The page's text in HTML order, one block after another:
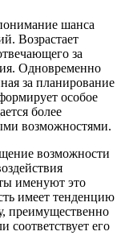
шанса
Возрастает
за
Одновременно
за планирование
особое
более
возможностями.
возможности
именуют это
имеет тенденцию
преимущественно
соответствует его